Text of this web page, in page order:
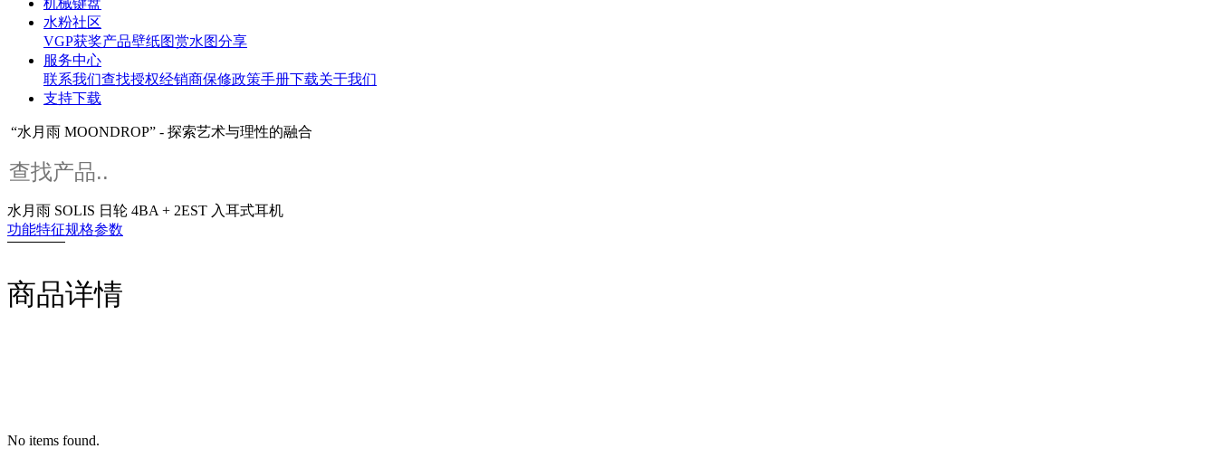
机械键盘
水粉社区
VGP获奖产品壁纸图赏水图分享
服务中心
联系我们查找授权经销商保修政策手册下载关于我们
支持下载
“水月雨 MOONDROP” - 探索艺术与理性的融合
水月雨 SOLIS 日轮 4BA + 2EST 入耳式耳机
功能特征规格参数
商品详情
No items found.